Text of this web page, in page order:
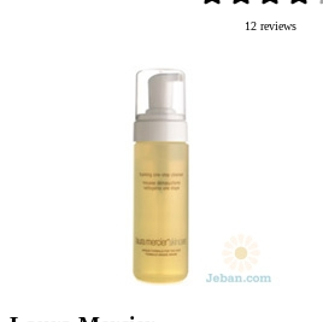
12 reviews